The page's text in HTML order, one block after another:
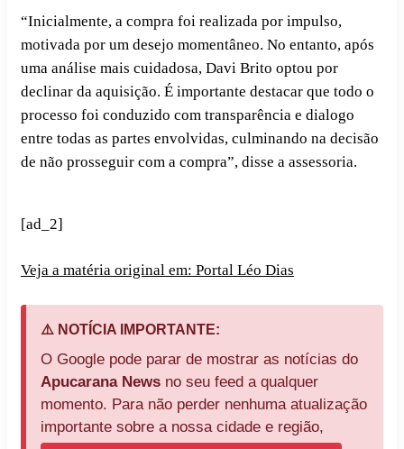
“Inicialmente, a compra foi realizada por impulso,
motivada por um desejo momentâneo. No entanto, após
uma análise mais cuidadosa, Davi Brito optou por
declinar da aquisição. É importante destacar que todo o
processo foi conduzido com transparência e dialogo
entre todas as partes envolvidas, culminando na decisão
de não prosseguir com a compra”, disse a assessoria.
[ad_2]
Veja a matéria original em: Portal Léo Dias
⚠️ NOTÍCIA IMPORTANTE:
O Google pode parar de mostrar as notícias do
Apucarana News no seu feed a qualquer
momento. Para não perder nenhuma atualização
importante sobre a nossa cidade e região,